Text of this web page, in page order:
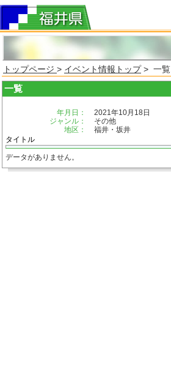
トップページ > イベント情報トップ> 一覧
一覧
年月日：
2021年10月18日
ジャンル：
その他
地区：
福井・坂井
タイトル
データがありません。